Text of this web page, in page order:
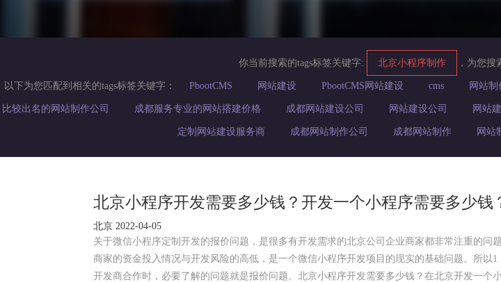
你当前搜索的tags标签关键字: 北京小程序制作 ，为您搜
以下为您匹配到相关的tags标签关键字： PbootCMS 网站建设 PbootCMS网站建设 cms 网站制
比较出名的网站制作公司 成都服务专业的网站搭建价格 成都网站建设公司 网站建设公司 网站
定制网站建设服务商 成都网站制作公司 成都网站制作 网站
北京小程序开发需要多少钱？开发一个小程序需要多少钱
北京 2022-04-05
关于微信小程序定制开发的报价问题，是很多有开发需求的北京公司企业商家都非常注重的问
商家的资金投入情况与开发风险的高低，是一个微信小程序开发项目的现实的基础问题。所以
开发商合作时，必要了解的问题就是报价问题。北京小程序开发需要多少钱？在北京开发一个